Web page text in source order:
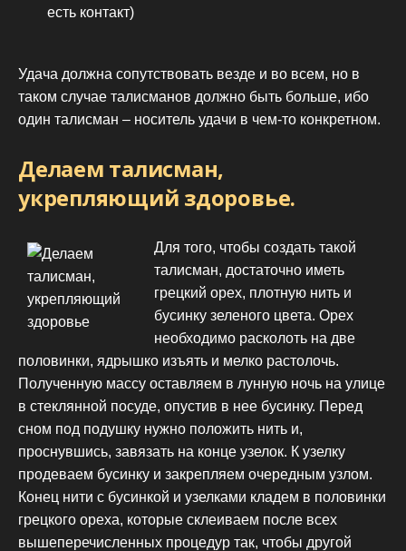
есть контакт)
Удача должна сопутствовать везде и во всем, но в
таком случае талисманов должно быть больше, ибо
один талисман – носитель удачи в чем-то конкретном.
Делаем талисман,
укрепляющий здоровье.
Для того, чтобы создать такой
талисман, достаточно иметь
грецкий орех, плотную нить и
бусинку зеленого цвета. Орех
необходимо расколоть на две
половинки, ядрышко изъять и мелко растолочь.
Полученную массу оставляем в лунную ночь на улице
в стеклянной посуде, опустив в нее бусинку. Перед
сном под подушку нужно положить нить и,
проснувшись, завязать на конце узелок. К узелку
продеваем бусинку и закрепляем очередным узлом.
Конец нити с бусинкой и узелками кладем в половинки
грецкого ореха, которые склеиваем после всех
вышеперечисленных процедур так, чтобы другой